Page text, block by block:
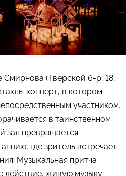
Смирнова (Тверской б-р, 18,
концерт, в котором
участником.
в таинственном
зал превращается
где зритель встречает
Музыкальная притча
действие, живую музыку